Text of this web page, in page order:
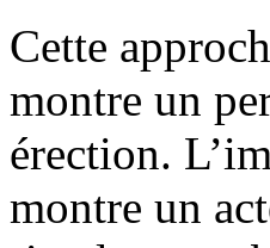
Cette
montre un
érection.
montre un